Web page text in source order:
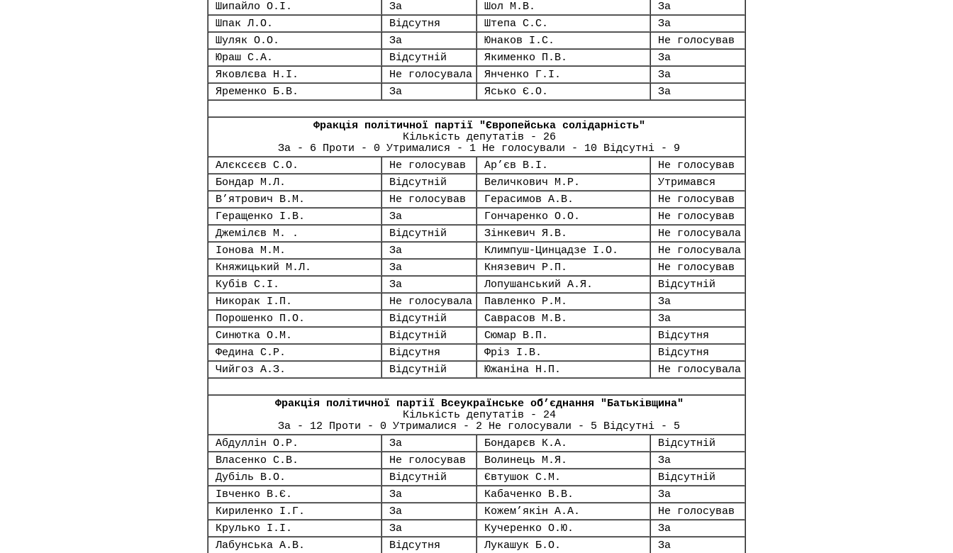
Шипайло О.І.
За Шол М.В.
За
Шпак Л.О.
Відсутня Штепа С.С.
За
Шуляк О.О.
За Юнаков І.С.
Не голосував
Юраш С.А.
Відсутній Якименко П.В.
За
Яковлєва Н.І.
Не голосувала Янченко Г.І.
За
Яременко Б.В.
За Ясько Є.О. За
Фракція політичної партії "Європейська солідарність"
Кількість депутатів - 26
За - 6 Проти - 0 Утрималися - 1 Не голосували - 10 Відсутні - 9
Алєксєєв С.О.
Не голосував Ар’єв В.І.
Не голосував
Бондар М.Л.
Відсутній Величкович М.Р.
Утримався
В’ятрович В.М.
Не голосував Герасимов А.В.
Не голосував
Геращенко І.В.
За Гончаренко О.О.
Не голосував
Джемілєв М. .
Відсутній Зінкевич Я.В.
Не голосувала
Іонова М.М.
За Климпуш-Цинцадзе І.О.
Не голосувала
Княжицький М.Л.
За Князевич Р.П.
Не голосував
Кубів С.І.
За Лопушанський А.Я.
Відсутній
Никорак І.П.
Не голосувала Павленко Р.М.
За
Порошенко П.О.
Відсутній Саврасов М.В.
За
Синютка О.М.
Відсутній Сюмар В.П.
Відсутня
Федина С.Р.
Відсутня Фріз І.В.
Відсутня
Чийгоз А.З.
Відсутній Южаніна Н.П. Не голосувала
Фракція політичної партії Всеукраїнське об’єднання "Батьківщина"
Кількість депутатів - 24
За - 12 Проти - 0 Утрималися - 2 Не голосували - 5 Відсутні - 5
Абдуллін О.Р.
За Бондарєв К.А.
Відсутній
Власенко С.В.
Не голосував Волинець М.Я.
За
Дубіль В.О.
Відсутній Євтушок С.М.
Відсутній
Івченко В.Є.
За Кабаченко В.В.
За
Кириленко І.Г.
За Кожем’якін А.А.
Не голосував
Крулько І.І.
За Кучеренко О.Ю.
За
Лабунська А.В.
Відсутня Лукашук Б.О. За